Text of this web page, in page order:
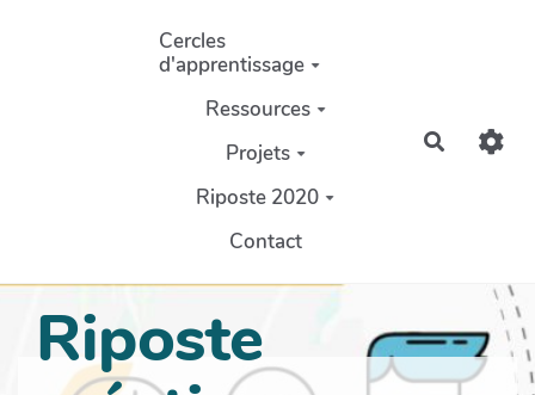
Aller au contenu principal
Cercles
d'apprentissage
Ressources
Projets
Riposte 2020
Contact
Riposte